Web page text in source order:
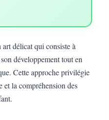
délicat qui consiste à
développement tout en
Cette approche privilégie
et la compréhension des